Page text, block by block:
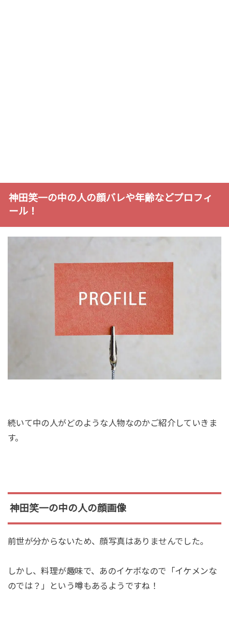
神田笑一の中の人の顔バレや年齢などプロフィ
ール！
続いて中の人がどのような人物なのかご紹介していきま
す。
神田笑一の中の人の顔画像
前世が分からないため、顔写真はありませんでした。
しかし、料理が趣味で、あのイケボなので「イケメンな
のでは？」という噂もあるようですね！